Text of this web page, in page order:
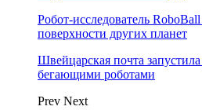
Робот-исследователь RoboBall
поверхности других планет
Швейцарская почта
бегающими роботами
Prev Next